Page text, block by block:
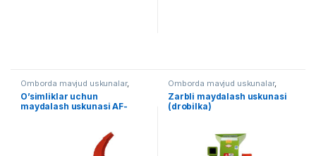
Omborda mavjud uskunalar,
Qishloq xo'jaligi
O’simliklar uchun
maydalash uskunasi AF-
Omborda mavjud uskunalar,
Qishloq xo'jaligi
Zarbli maydalash uskunasi
(drobilka)